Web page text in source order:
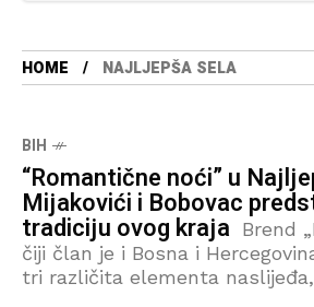
HOME NAJLJEPŠA SELA
BIH
“Romantične noći” u
Mijakovići i Bobovac
tradiciju ovog kraja
Brend
čiji član je i Bosna i
tri različita elementa